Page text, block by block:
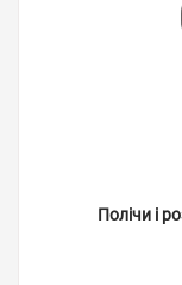
Полічи і